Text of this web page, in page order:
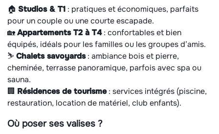
🏠 Studios & T1 : pratiques et économiques, parfaits
pour un couple ou une courte escapade.
🏡Appartements T2 à T4: confortables et bien
équipés, idéals pour les familles ou les groupes d’amis.
⛷️Chalets savoyards: ambiance bois et pierre,
cheminée, terrasse panoramique, parfois avec spa ou
sauna.
🏢 Résidences de tourisme: services intégrés (piscine,
restauration, location de matériel, club enfants).
Où poser ses valises ?